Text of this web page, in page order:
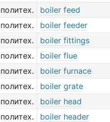
политех.
boiler feed
политех.
boiler feeder
политех.
boiler fittings
политех.
boiler flue
политех.
boiler furnace
политех.
boiler grate
политех.
boiler head
политех.
boiler header